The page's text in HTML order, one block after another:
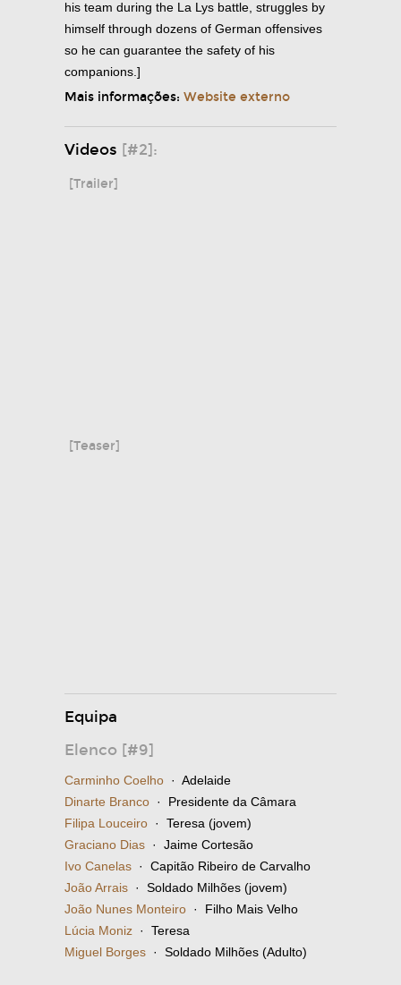
his team during the La Lys battle, struggles by
himself through dozens of German offensives
so he can guarantee the safety of his
companions.]
Mais informações: Website externo
Videos [#2]:
[Trailer]
[Teaser]
Equipa
Elenco [#9]
Carminho Coelho · Adelaide
Dinarte Branco · Presidente da Câmara
Filipa Louceiro · Teresa (jovem)
Graciano Dias · Jaime Cortesão
Ivo Canelas · Capitão Ribeiro de Carvalho
João Arrais · Soldado Milhões (jovem)
João Nunes Monteiro · Filho Mais Velho
Lúcia Moniz · Teresa
Miguel Borges · Soldado Milhões (Adulto)